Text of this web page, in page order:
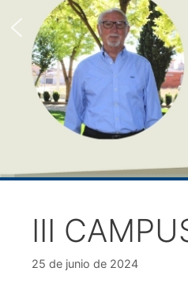
III
25 de junio de 2024